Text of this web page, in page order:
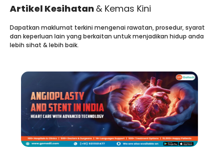
Artikel Kesihatan & Kemas Kini
Dapatkan maklumat terkini mengenai rawatan, prosedur, syarat
dan keperluan lain yang berkaitan untuk menjadikan hidup anda
lebih sihat & lebih baik.